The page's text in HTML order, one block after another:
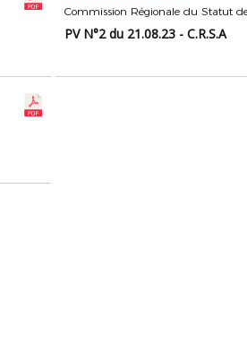
PV N°2 du 21.08.23 - C.R.S.A